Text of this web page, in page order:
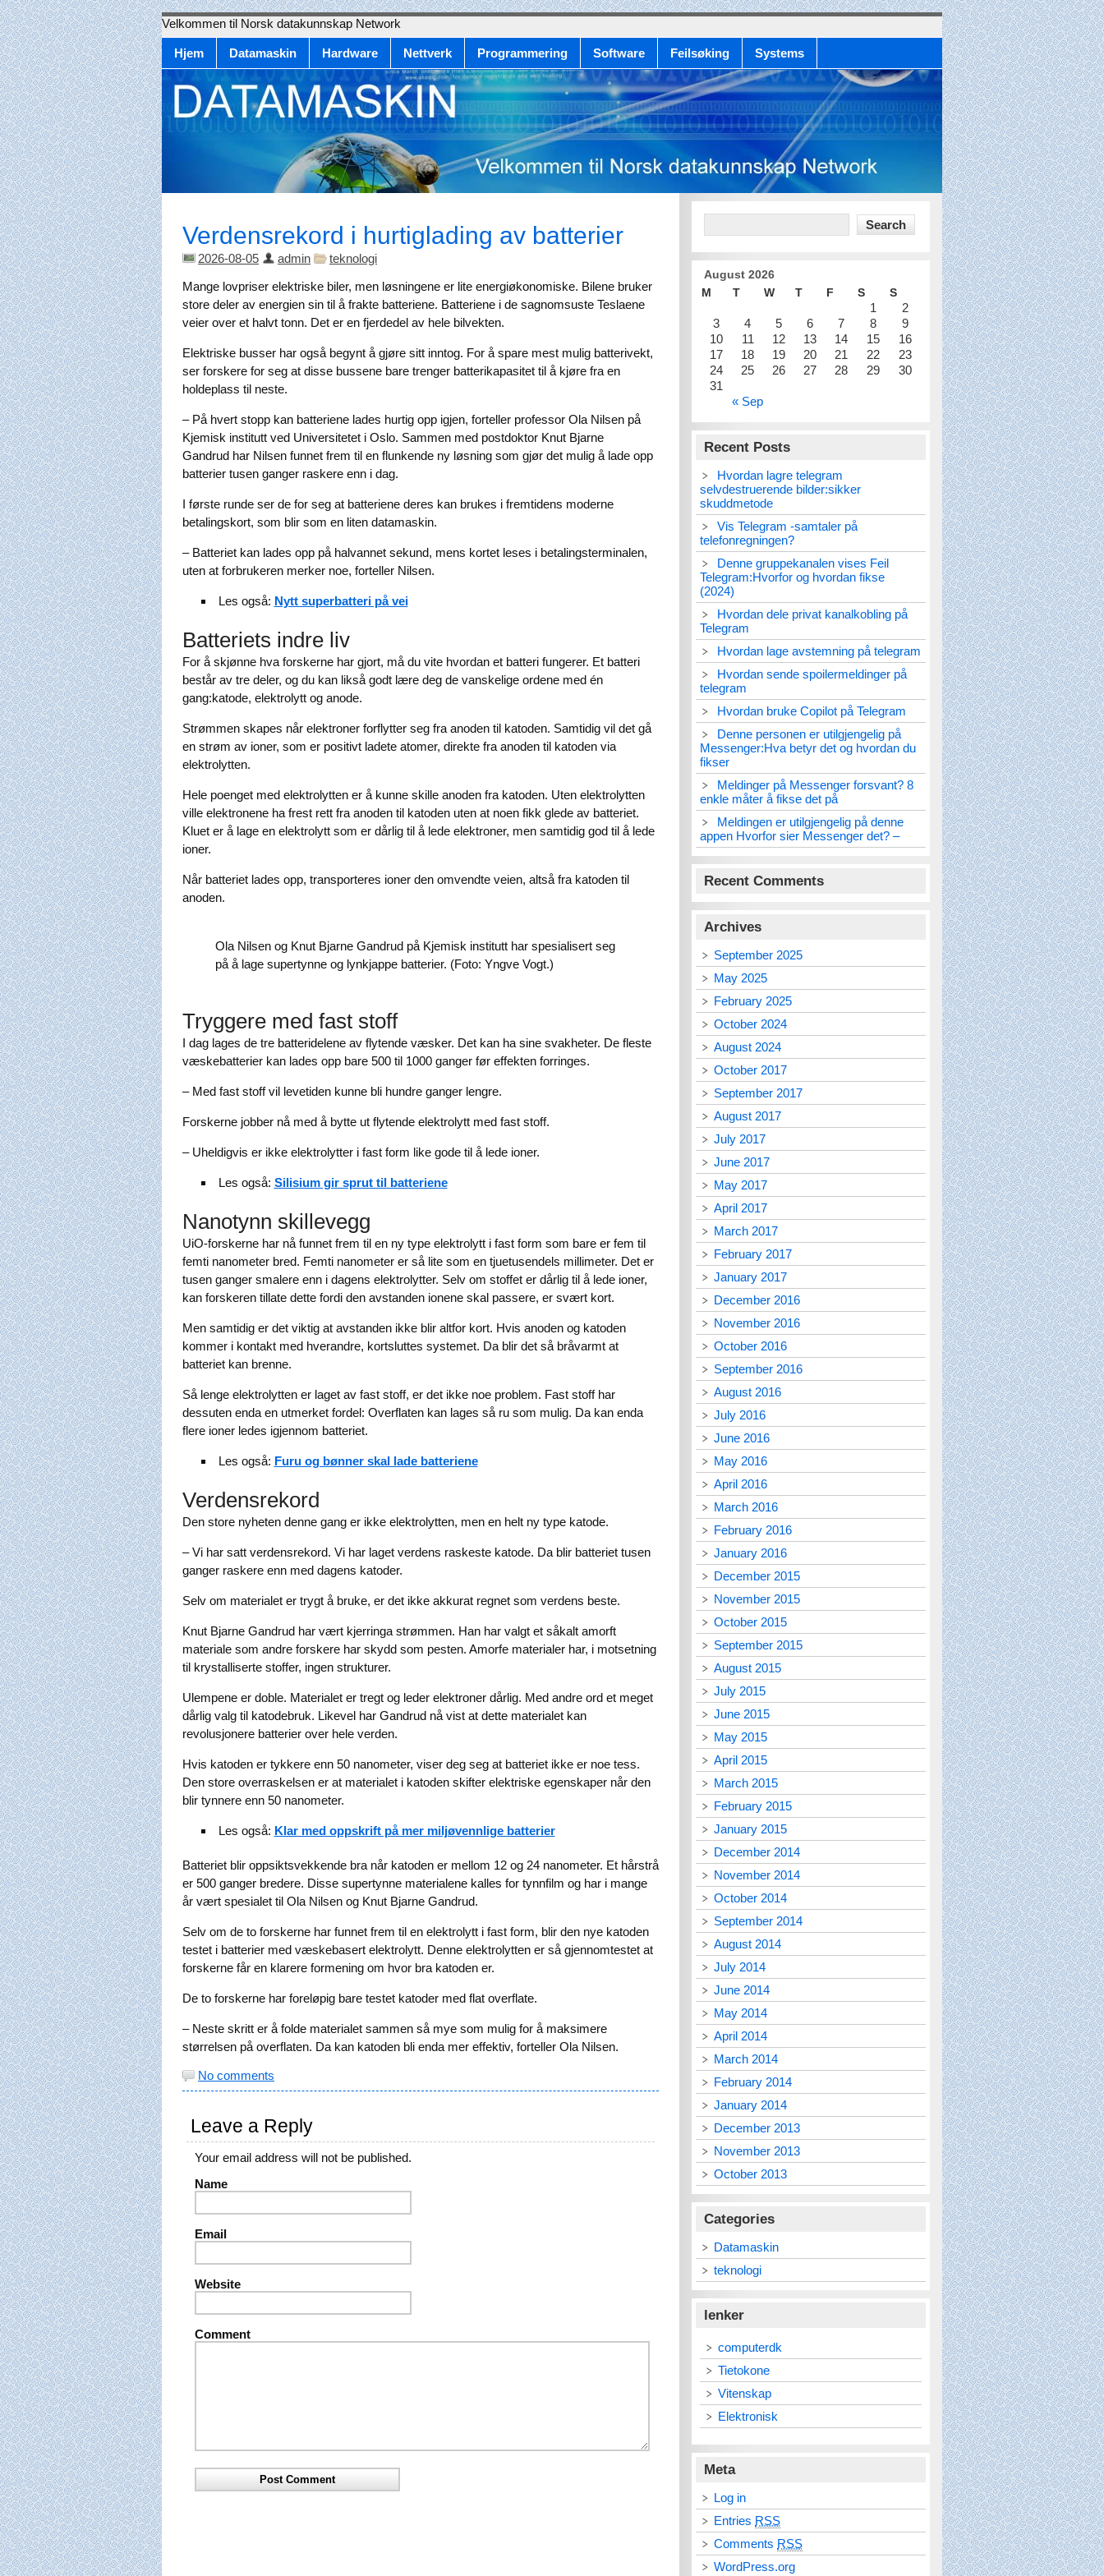
Velkommen til Norsk datakunnskap Network
Hjem Datamaskin Hardware Nettverk Programmering Software Feilsøking Systems
Verdensrekord i hurtiglading av batterier
2026-08-05 admin
teknologi
Mange lovpriser elektriske biler, men løsningene er lite energiøkonomiske. Bilene bruker
store deler av energien sin til å frakte batteriene. Batteriene i de sagnomsuste Teslaene
veier over et halvt tonn. Det er en fjerdedel av hele bilvekten.
Elektriske busser har også begynt å gjøre sitt inntog. For å spare mest mulig batterivekt,
ser forskere for seg at disse bussene bare trenger batterikapasitet til å kjøre fra en
holdeplass til neste.
– På hvert stopp kan batteriene lades hurtig opp igjen, forteller professor Ola Nilsen på
Kjemisk institutt ved Universitetet i Oslo. Sammen med postdoktor Knut Bjarne
Gandrud har Nilsen funnet frem til en flunkende ny løsning som gjør det mulig å lade opp
batterier tusen ganger raskere enn i dag.
I første runde ser de for seg at batteriene deres kan brukes i fremtidens moderne
betalingskort, som blir som en liten datamaskin.
– Batteriet kan lades opp på halvannet sekund, mens kortet leses i betalingsterminalen,
uten at forbrukeren merker noe, forteller Nilsen.
Les også: Nytt superbatteri på vei
Batteriets indre liv
For å skjønne hva forskerne har gjort, må du vite hvordan et batteri fungerer. Et batteri
består av tre deler, og du kan likså godt lære deg de vanskelige ordene med én
gang:katode, elektrolytt og anode.
Strømmen skapes når elektroner forflytter seg fra anoden til katoden. Samtidig vil det gå
en strøm av ioner, som er positivt ladete atomer, direkte fra anoden til katoden via
elektrolytten.
Hele poenget med elektrolytten er å kunne skille anoden fra katoden. Uten elektrolytten
ville elektronene ha frest rett fra anoden til katoden uten at noen fikk glede av batteriet.
Kluet er å lage en elektrolytt som er dårlig til å lede elektroner, men samtidig god til å lede
ioner.
Når batteriet lades opp, transporteres ioner den omvendte veien, altså fra katoden til
anoden.
Ola Nilsen og Knut Bjarne Gandrud på Kjemisk institutt har spesialisert seg
på å lage supertynne og lynkjappe batterier. (Foto: Yngve Vogt.)
Tryggere med fast stoff
I dag lages de tre batteridelene av flytende væsker. Det kan ha sine svakheter. De fleste
væskebatterier kan lades opp bare 500 til 1000 ganger før effekten forringes.
– Med fast stoff vil levetiden kunne bli hundre ganger lengre.
Forskerne jobber nå med å bytte ut flytende elektrolytt med fast stoff.
– Uheldigvis er ikke elektrolytter i fast form like gode til å lede ioner.
Les også: Silisium gir sprut til batteriene
Nanotynn skillevegg
UiO-forskerne har nå funnet frem til en ny type elektrolytt i fast form som bare er fem til
femti nanometer bred. Femti nanometer er så lite som en tjuetusendels millimeter. Det er
tusen ganger smalere enn i dagens elektrolytter. Selv om stoffet er dårlig til å lede ioner,
kan forskeren tillate dette fordi den avstanden ionene skal passere, er svært kort.
Men samtidig er det viktig at avstanden ikke blir altfor kort. Hvis anoden og katoden
kommer i kontakt med hverandre, kortsluttes systemet. Da blir det så bråvarmt at
batteriet kan brenne.
Så lenge elektrolytten er laget av fast stoff, er det ikke noe problem. Fast stoff har
dessuten enda en utmerket fordel: Overflaten kan lages så ru som mulig. Da kan enda
flere ioner ledes igjennom batteriet.
Les også: Furu og bønner skal lade batteriene
Verdensrekord
Den store nyheten denne gang er ikke elektrolytten, men en helt ny type katode.
– Vi har satt verdensrekord. Vi har laget verdens raskeste katode. Da blir batteriet tusen
ganger raskere enn med dagens katoder.
Selv om materialet er trygt å bruke, er det ikke akkurat regnet som verdens beste.
Knut Bjarne Gandrud har vært kjerringa strømmen. Han har valgt et såkalt amorft
materiale som andre forskere har skydd som pesten. Amorfe materialer har, i motsetning
til krystalliserte stoffer, ingen strukturer.
Ulempene er doble. Materialet er tregt og leder elektroner dårlig. Med andre ord et meget
dårlig valg til katodebruk. Likevel har Gandrud nå vist at dette materialet kan
revolusjonere batterier over hele verden.
Hvis katoden er tykkere enn 50 nanometer, viser deg seg at batteriet ikke er noe tess.
Den store overraskelsen er at materialet i katoden skifter elektriske egenskaper når den
blir tynnere enn 50 nanometer.
Les også: Klar med oppskrift på mer miljøvennlige batterier
Batteriet blir oppsiktsvekkende bra når katoden er mellom 12 og 24 nanometer. Et hårstrå
er 500 ganger bredere. Disse supertynne materialene kalles for tynnfilm og har i mange
år vært spesialet til Ola Nilsen og Knut Bjarne Gandrud.
Selv om de to forskerne har funnet frem til en elektrolytt i fast form, blir den nye katoden
testet i batterier med væskebasert elektrolytt. Denne elektrolytten er så gjennomtestet at
forskerne får en klarere formening om hvor bra katoden er.
De to forskerne har foreløpig bare testet katoder med flat overflate.
– Neste skritt er å folde materialet sammen så mye som mulig for å maksimere
størrelsen på overflaten. Da kan katoden bli enda mer effektiv, forteller Ola Nilsen.
No comments
Leave a Reply
Your email address will not be published.
Name
Email
Website
Comment
August 2026
M
T W T F S S
« Sep
1
2
3
4 5 6 7 8
9
10
11 12 13 14 15
16
17
18 19 20 21 22
23
24
25 26 27 28 29
30
31
Recent Posts
Hvordan lagre telegram
selvdestruerende bilder:sikker
skuddmetode
Vis Telegram -samtaler på
telefonregningen?
Denne gruppekanalen vises Feil
Telegram:Hvorfor og hvordan fikse
(2024)
Hvordan dele privat kanalkobling på
Telegram
Hvordan lage avstemning på telegram
Hvordan sende spoilermeldinger på
telegram
Hvordan bruke Copilot på Telegram
Denne personen er utilgjengelig på
Messenger:Hva betyr det og hvordan du
fikser
Meldinger på Messenger forsvant? 8
enkle måter å fikse det på
Meldingen er utilgjengelig på denne
appen Hvorfor sier Messenger det? –
Recent Comments
Archives
September 2025
May 2025
February 2025
October 2024
August 2024
October 2017
September 2017
August 2017
July 2017
June 2017
May 2017
April 2017
March 2017
February 2017
January 2017
December 2016
November 2016
October 2016
September 2016
August 2016
July 2016
June 2016
May 2016
April 2016
March 2016
February 2016
January 2016
December 2015
November 2015
October 2015
September 2015
August 2015
July 2015
June 2015
May 2015
April 2015
March 2015
February 2015
January 2015
December 2014
November 2014
October 2014
September 2014
August 2014
July 2014
June 2014
May 2014
April 2014
March 2014
February 2014
January 2014
December 2013
November 2013
October 2013
Categories
Datamaskin
teknologi
lenker
computerdk
Tietokone
Vitenskap
Elektronisk
Meta
Log in
Entries RSS
Comments RSS
WordPress.org